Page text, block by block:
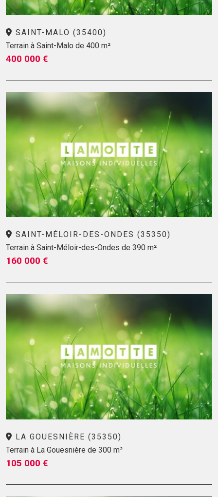
SAINT-MALO (35400)
Terrain à Saint-Malo de 400 m²
400 000 €
SAINT-MÉLOIR-DES-ONDES (35350)
Terrain à Saint-Méloir-des-Ondes de 390 m²
160 000 €
LA GOUESNIÈRE (35350)
Terrain à La Gouesnière de 300 m²
105 000 €